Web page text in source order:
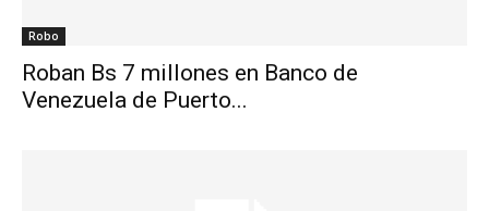
Robo
Roban Bs 7 millones en Banco de
Venezuela de Puerto...